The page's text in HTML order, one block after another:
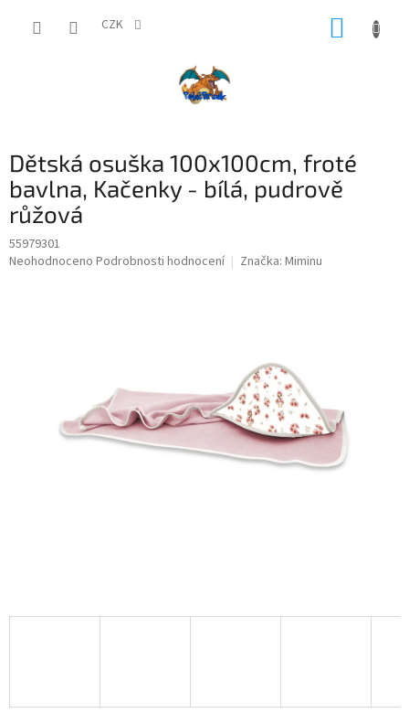
CZK
Dětská osuška 100x100cm, froté
bavlna, Kačenky - bílá, pudrově
růžová
55979301
Průměrné
Neohodnoceno Podrobnosti hodnocení Značka: Miminu